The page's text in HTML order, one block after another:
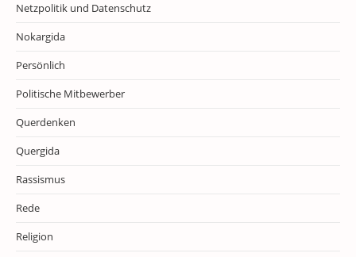
Netzpolitik und Datenschutz
Nokargida
Persönlich
Politische Mitbewerber
Querdenken
Quergida
Rassismus
Rede
Religion